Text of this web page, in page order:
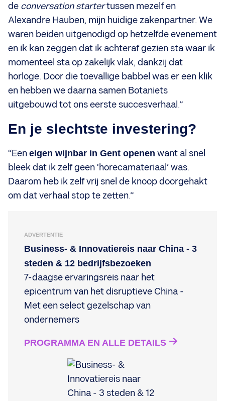
de conversation startertussen mezelf en
Alexandre Hauben, mijn huidige zakenpartner. We
waren beiden uitgenodigd op hetzelfde evenement
en ik kan zeggen dat ik achteraf gezien sta waar ik
momenteel sta op zakelijk vlak, dankzij dat
horloge. Door die toevallige babbel was er een klik
en hebben we daarna samen Botaniets
uitgebouwd tot ons eerste succesverhaal.”
En je slechtste investering?
“Een eigen wijnbar in Gent openen want al snel
bleek dat ik zelf geen ‘horecamateriaal’ was.
Daarom heb ik zelf vrij snel de knoop doorgehakt
om dat verhaal stop te zetten.”
ADVERTENTIE
Business- & Innovatiereis naar China - 3
steden & 12 bedrijfsbezoeken
7-daagse ervaringsreis naar het
epicentrum van het disruptieve China -
Met een select gezelschap van
ondernemers
PROGRAMMA EN ALLE DETAILS